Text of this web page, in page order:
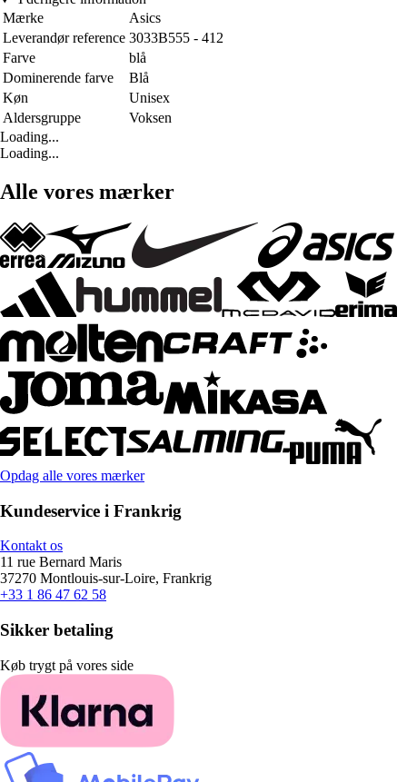
Mærke
Asics
Leverandør reference 3033B555 - 412
Farve
blå
Dominerende farve
Blå
Køn
Unisex
Aldersgruppe
Voksen
Loading...
Loading...
Alle vores mærker
Opdag alle vores mærker
Kundeservice i Frankrig
Kontakt os
11 rue Bernard Maris
37270 Montlouis-sur-Loire, Frankrig
+33 1 86 47 62 58
Sikker betaling
Køb trygt på vores side